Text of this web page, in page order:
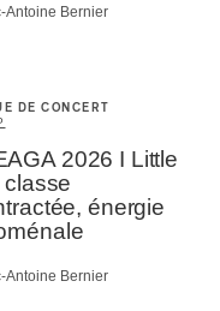
Antoine Bernier
DE CONCERT
2026 I Little
classe
énergie
Antoine Bernier